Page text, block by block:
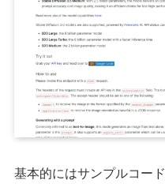
基本的にはサンプルコー